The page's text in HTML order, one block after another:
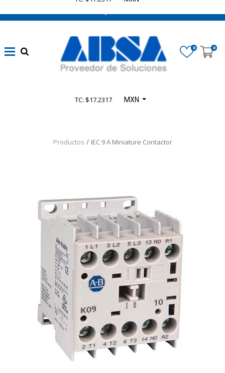
0 0
TC: $17.2317 MXN
Productos IEC 9 A Miniature Contactor